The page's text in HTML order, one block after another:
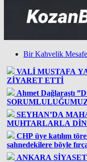
Bir Kahvelik
VALİ MUSTAFA
ZİYARET ETTİ
Ahmet Dağlaraştı
SEYHAN’DA
MUHTARLARLA
CHP üye katılım
sahnedekilere böyle
ANKARA